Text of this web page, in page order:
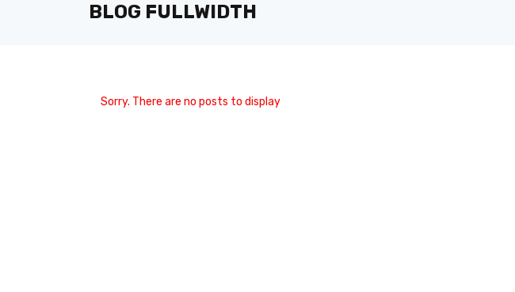
BLOG FULLWIDTH
Sorry. There are no posts to display